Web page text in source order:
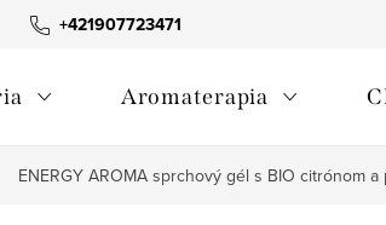
+421907723471
ochrany osobných údajov
Aromaterapia
ENERGY AROMA sprchový gél s BIO citrónom a